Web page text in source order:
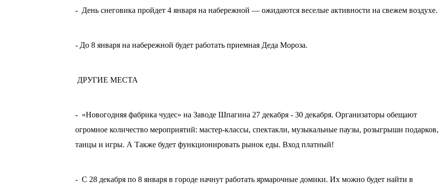
- День снеговика пройдет 4 января на набережной — ожидаются веселые активности на свежем воздухе.
- До 8 января на набережной будет работать приемная Деда Мороза.
ДРУГИЕ МЕСТА
- «Новогодняя фабрика чудес» на Заводе Шпагина 27 декабря - 30 декабря. Организаторы обещают
огромное количество мероприятий: мастер-классы, спектакли, музыкальные паузы, розыгрыши подарков,
танцы и игры. А Также будет функционировать рынок еды. Вход платный!
- С 28 декабря по 8 января в городе начнут работать ярмарочные домики. Их можно будет найти в